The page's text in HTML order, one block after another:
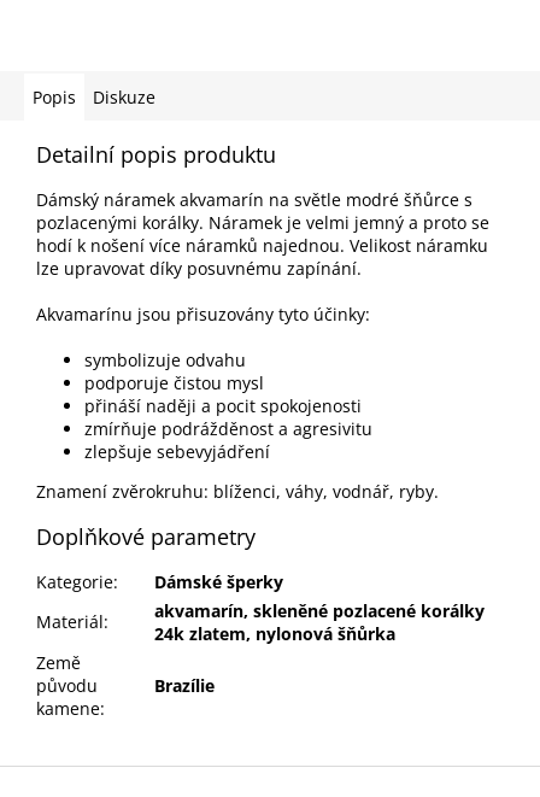
Popis Diskuze
Detailní popis produktu
Dámský náramek akvamarín na světle modré šňůrce s
pozlacenými korálky. Náramek je velmi jemný a proto se
hodí k nošení více náramků najednou. Velikost náramku
lze upravovat díky posuvnému zapínání.
Akvamarínu jsou přisuzovány tyto účinky:
symbolizuje odvahu
podporuje čistou mysl
přináší naději a pocit spokojenosti
zmírňuje podrážděnost a agresivitu
zlepšuje sebevyjádření
Znamení zvěrokruhu: blíženci, váhy, vodnář, ryby.
Doplňkové parametry
Kategorie:
Dámské šperky
Materiál:
akvamarín, skleněné pozlacené korálky
24k zlatem, nylonová šňůrka
Země
původu
kamene:
Brazílie
Z